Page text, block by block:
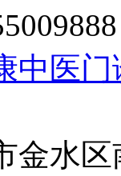
中医
金水